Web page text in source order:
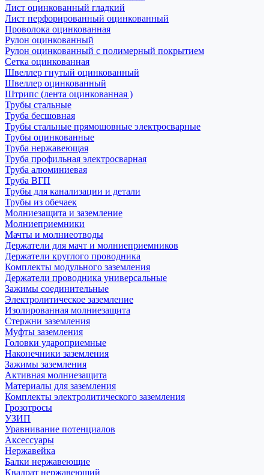
Лист оцинкованный гладкий
Лист перфорированный оцинкованный
Проволока оцинкованная
Рулон оцинкованный
Рулон оцинкованный с полимерный покрытием
Сетка оцинкованная
Швеллер гнутый оцинкованный
Швеллер оцинкованный
Штрипс (лента оцинкованная )
Трубы стальные
Труба бесшовная
Трубы стальные прямошовные электросварные
Трубы оцинкованные
Труба нержавеющая
Труба профильная электросварная
Труба алюминиевая
Труба ВГП
Трубы для канализации и детали
Трубы из обечаек
Молниезащита и заземление
Молниеприемники
Мачты и молниеотводы
Держатели для мачт и молниеприемников
Держатели круглого проводника
Комплекты модульного заземления
Держатели проводника универсальные
Зажимы соединительные
Электролитическое заземление
Изолированная молниезащита
Стержни заземления
Муфты заземления
Головки удароприемные
Наконечники заземления
Зажимы заземления
Активная молниезащита
Материалы для заземления
Комплекты электролитического заземления
Грозотросы
УЗИП
Уравнивание потенциалов
Аксессуары
Нержавейка
Балки нержавеющие
Квадрат нержавеющий